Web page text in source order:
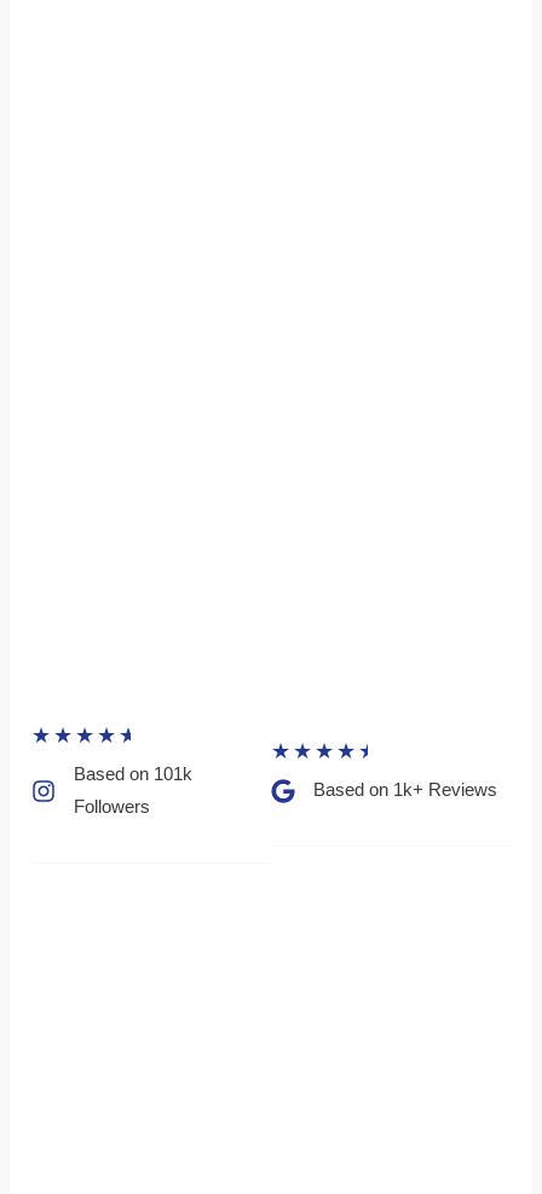
★ ★ ★ ★ ★
Based on 101k
Followers​
★ ★ ★ ★ ★
Based on 1k+ Reviews​